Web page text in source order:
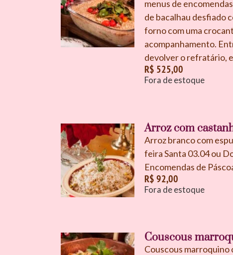
menus de
de bacalhau desfiado
forno com uma
acompanhamento.
devolver o refratário,
R$ 525,00
Fora de estoque
Arroz com
Arroz branco com
feira Santa 03.04 ou
Encomendas de
R$92,00
Fora de estoque
Couscous
Couscous marroquino